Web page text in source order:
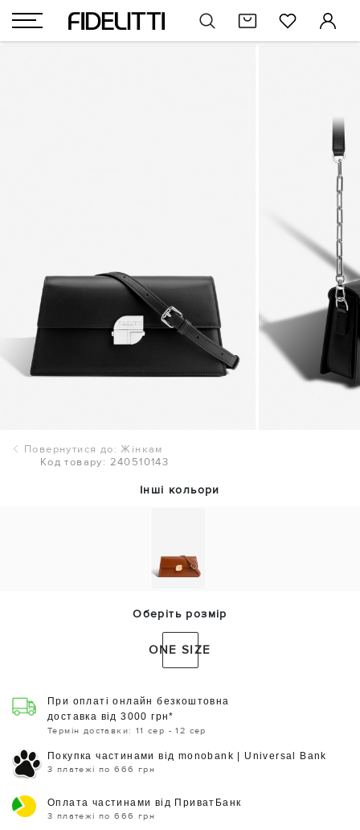
Повернутися до: Жінкам
Код товару: 240510143
Інші кольори
Оберіть розмір
ONE SIZE
При оплаті онлайн безкоштовна
доставка від 3000 грн*
Термін доставки: 11 сер - 12 сер
Покупка частинами від monobank | Universal Bank
3 платежі по 666 грн
Оплата частинами від ПриватБанк
3 платежі по 666 грн